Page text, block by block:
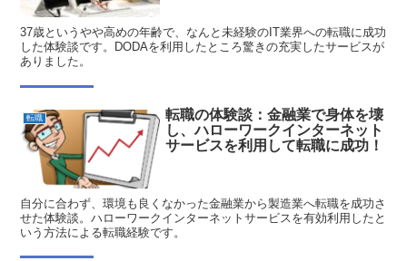
37歳というやや高めの年齢で、なんと未経験のIT業界への転職に成功
した体験談です。DODAを利用したところ驚きの充実したサービスが
ありました。
転職
転職の体験談：金融業で身体を壊
し、ハローワークインターネット
サービスを利用して転職に成功！
自分に合わず、環境も良くなかった金融業から製造業へ転職を成功さ
せた体験談。ハローワークインターネットサービスを有効利用したと
いう方法による転職経験です。